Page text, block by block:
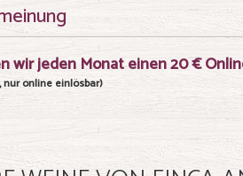
jeden Monat einen 20 €
online einlösbar)